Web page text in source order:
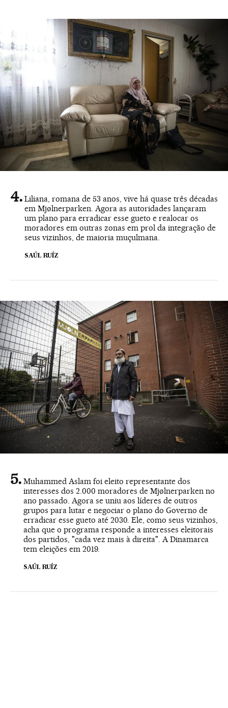
Liliana, romana de 53 anos, vive há quase três décadas
em Mjølnerparken. Agora as autoridades lançaram
um plano para erradicar esse gueto e realocar os
moradores em outras zonas em prol da integração de
seus vizinhos, de maioria muçulmana.
SAÚL RUÍZ
Muhammed Aslam foi eleito representante dos
interesses dos 2.000 moradores de Mjølnerparken no
ano passado. Agora se uniu aos líderes de outros
grupos para lutar e negociar o plano do Governo de
erradicar esse gueto até 2030. Ele, como seus vizinhos,
acha que o programa responde a interesses eleitorais
dos partidos, "cada vez mais à direita". A Dinamarca
tem eleições em 2019.
SAÚL RUÍZ